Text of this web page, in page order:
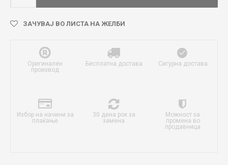
ЗАЧУВАЈ ВО ЛИСТА НА ЖЕЛБИ
Оригинален
производ
Бесплатна достава Сигурна достава
Избор на начини за
плаќање
30 дена рок за
замена
Можност за
промена во
продавница